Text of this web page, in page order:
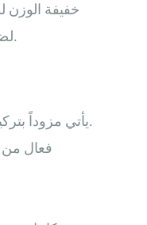
خفيفة الوزن
لضمان مقاومتها للعفن والفطريات.
يأتي مزوداً بتركيبات الدش في معظم الحالات.
فعال من